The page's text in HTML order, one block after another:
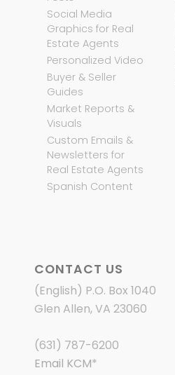
Social Media
Graphics for Real
Estate Agents
Personalized Video
Buyer & Seller
Guides
Market Reports &
Visuals
Custom Emails &
Newsletters for
Real Estate Agents
Spanish Content
CONTACT US
(English) P.O. Box 1040
Glen Allen, VA 23060
(631) 787-6200
Email KCM*